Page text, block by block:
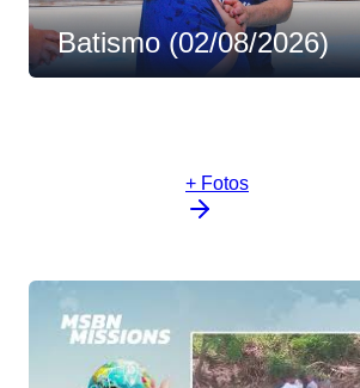
Batismo (02/08/2026)
+ Fotos